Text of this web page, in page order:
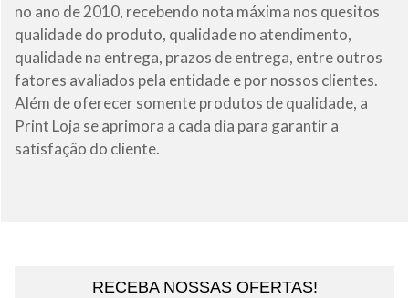
no ano de 2010, recebendo nota máxima nos quesitos
qualidade do produto, qualidade no atendimento,
qualidade na entrega, prazos de entrega, entre outros
fatores avaliados pela entidade e por nossos clientes.
Além de oferecer somente produtos de qualidade, a
Print Loja se aprimora a cada dia para garantir a
satisfação do cliente.
RECEBA NOSSAS OFERTAS!